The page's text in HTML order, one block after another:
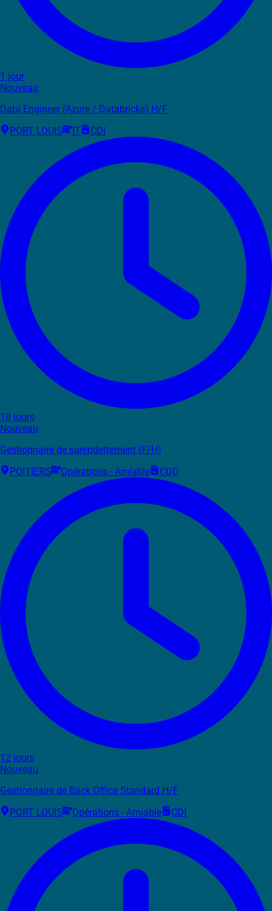
1 jour
Nouveau
Data Engineer (Azure / Databricks) H/F
PORT LOUIS
IT CDI
10 jours
Nouveau
Gestionnaire de surendettement (F/H)
POITIERS
Opérations - Amiable CDD
12 jours
Nouveau
Gestionnaire de Back Office Standard H/F
PORT LOUIS
Opérations - Amiable CDI